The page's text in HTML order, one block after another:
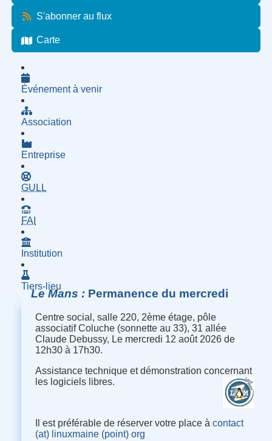
S'abonner au flux
Carte
Événement à venir
Association
Entreprise
GULL
FAI
Institution
Tiers-lieu
Le Mans Permanence du mercredi
Centre social, salle 220, 2ème étage, pôle
associatif Coluche (sonnette au 33), 31 allée
Claude Debussy, Le mercredi 12 août 2026 de
12h30 à 17h30.
Assistance technique et démonstration concernant
les logiciels libres.
Il est préférable de réserver votre place à contact
(at) linuxmaine (point) org